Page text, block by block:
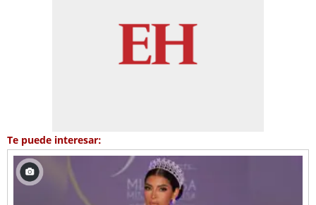
Te puede interesar: